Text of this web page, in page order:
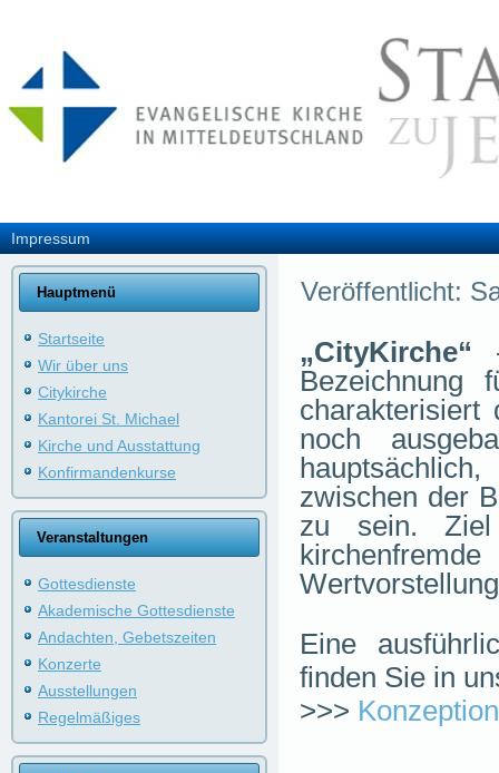
Impressum
Hauptmenü
Startseite
Wir über uns
Citykirche
Kantorei St. Michael
Kirche und Ausstattung
Konfirmandenkurse
Veranstaltungen
Gottesdienste
Akademische Gottesdienste
Andachten, Gebetszeiten
Konzerte
Ausstellungen
Regelmäßiges
Veröffentlicht:
„CityKirche“
Bezeichnung
noch
zwischen der
zu sein.
Eine
finden Sie in
>>> Konzeption